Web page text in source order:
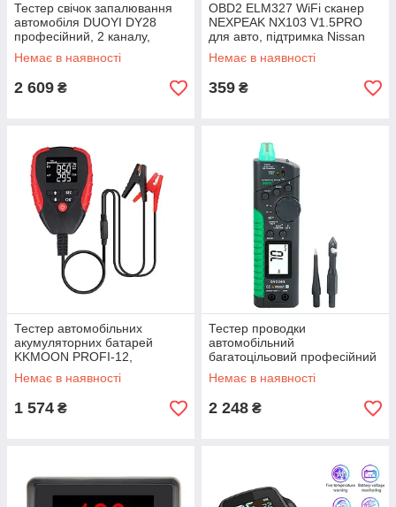
Тестер свічок запалювання
автомобіля DUOYI DY28
професійний, 2 каналу,
високовольтний регулятор,
для СТО
Немає в наявності
2 609 ₴
OBD2 ELM327 WiFi сканер
NEXPEAK NX103 V1.5PRO
для авто, підтримка Nissan
Leaf та інших електромобілів
Немає в наявності
359 ₴
Тестер автомобільних
акумуляторних батарей
KKMOON PROFI-12,
високоточний
Немає в наявності
1 574 ₴
Тестер проводки
автомобільний
багатоцільовий професійний
для СТО і любителів DUOYI
DY2203. Чохол в подарунок!
Немає в наявності
2 248 ₴